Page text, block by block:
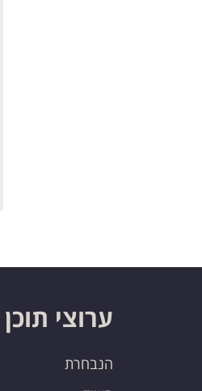
ערוצי תוכן
הנבחרת